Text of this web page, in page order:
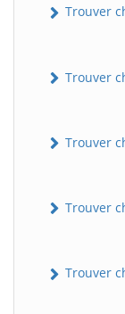
Trouver
Trouver
Trouver
Trouver
Trouver
B Assistant